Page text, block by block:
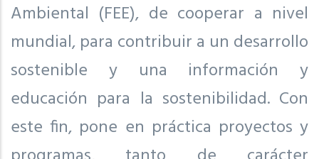
Ambiental (FEE), de cooperar a nivel
mundial, para contribuir a un desarrollo
sostenible y una información y
educación para la sostenibilidad. Con
este fin, pone en práctica proyectos y